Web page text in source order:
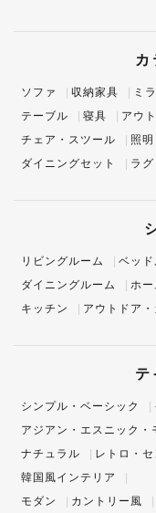
ソファ 収納家具 ミ
テーブル
寝具 アウ
チェア・スツール
照明
ダイニングセット
ラグ
リビングルーム ベッド
ダイニングルーム
ホー
キッチン
アウトドア
テ
シンプル・ベーシック
アジアン・エスニック・
ナチュラル
レトロ・
韓国風インテリア
モダン
カントリー風